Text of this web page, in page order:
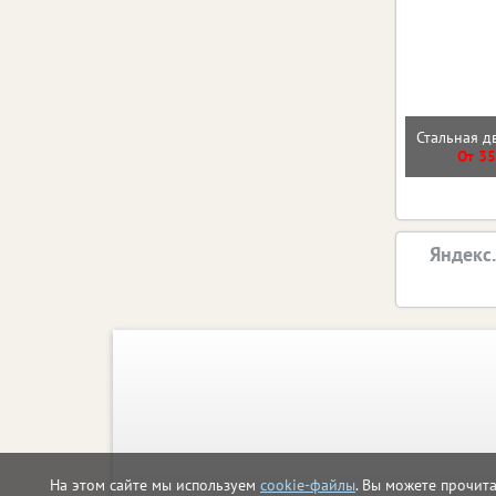
На этом сайте мы используем cookie-файлы. Вы можете
Стальная
От